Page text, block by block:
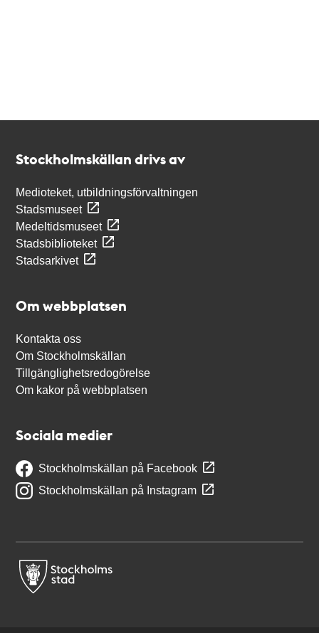
Stockholmskällan drivs av
Medioteket, utbildningsförvaltningen
Stadsmuseet
Medeltidsmuseet
Stadsbiblioteket
Stadsarkivet
Om webbplatsen
Kontakta oss
Om Stockholmskällan
Tillgänglighetsredogörelse
Om kakor på webbplatsen
Sociala medier
Stockholmskällan på Facebook
Stockholmskällan på Instagram